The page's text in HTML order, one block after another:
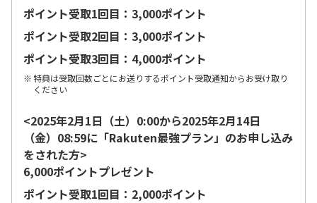
ポイント受取1回目：3,000ポイント
ポイント受取2回目：3,000ポイント
ポイント受取3回目：4,000ポイント
特典は受取回数ごとにお送りするポイント受取通知からお受け取り
ください
<2025年2月1日（土）0:00から2025年2月14日
（金）08:59に「Rakuten最強プラン」のお申し込み
をされた方>
6,000ポイントプレゼント
ポイント受取1回目：2,000ポイント